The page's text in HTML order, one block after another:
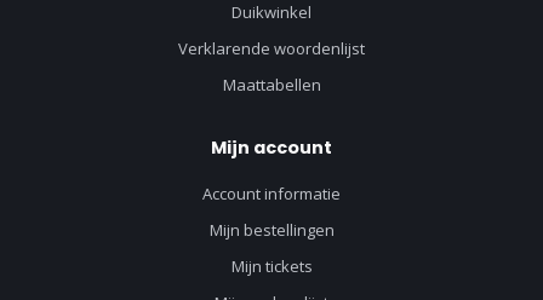
Duikwinkel
Verklarende woordenlijst
Maattabellen
Mijn account
Account informatie
Mijn bestellingen
Mijn tickets